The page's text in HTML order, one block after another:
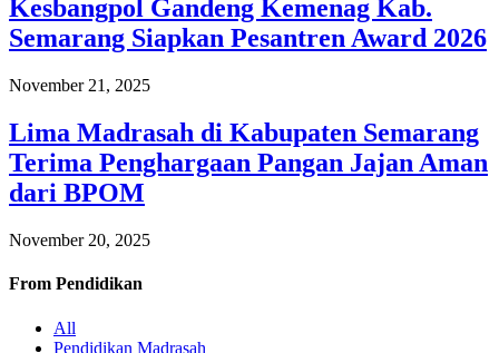
Kesbangpol Gandeng Kemenag Kab.
Semarang Siapkan Pesantren Award 2026
November 21, 2025
Lima Madrasah di Kabupaten Semarang
Terima Penghargaan Pangan Jajan Aman
dari BPOM
November 20, 2025
From Pendidikan
All
Pendidikan Madrasah